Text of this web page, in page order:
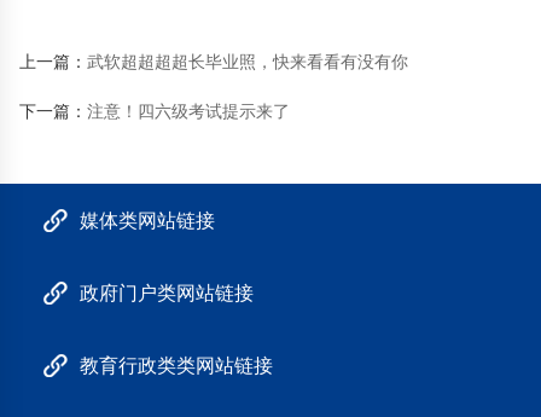
上一篇：武软超超超超长毕业照，快来看看有没有你
下一篇：注意！四六级考试提示来了
媒体类网站链接
政府门户类网站链接
教育行政类类网站链接